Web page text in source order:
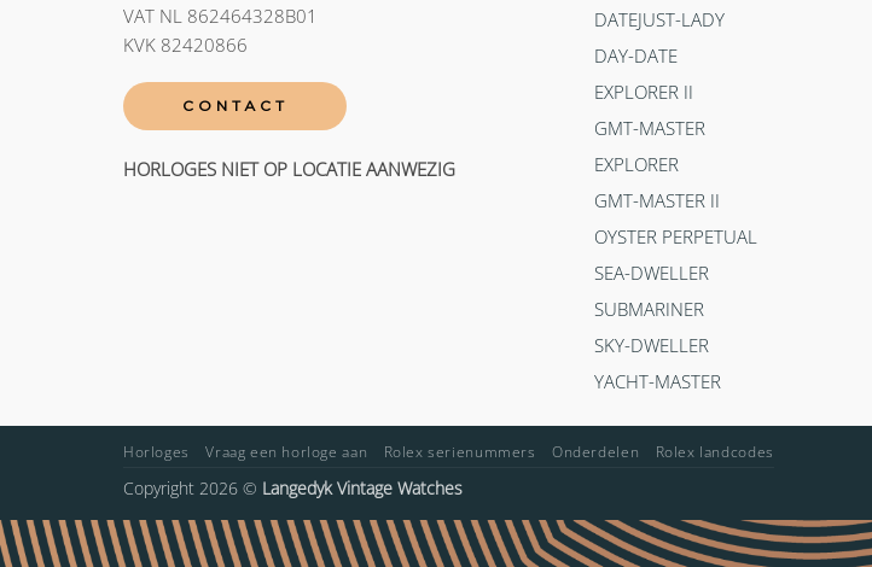
VAT NL 862464328B01
KVK 82420866
CONTACT
HORLOGES NIET OP LOCATIE AANWEZIG
DATEJUST-LADY
DAY-DATE
EXPLORER II
GMT-MASTER
EXPLORER
GMT-MASTER II
OYSTER PERPETUAL
SEA-DWELLER
SUBMARINER
SKY-DWELLER
YACHT-MASTER
Horloges Vraag een horloge aan Rolex serienummers Onderdelen Rolex landcodes
Copyright 2026 © Langedyk Vintage Watches